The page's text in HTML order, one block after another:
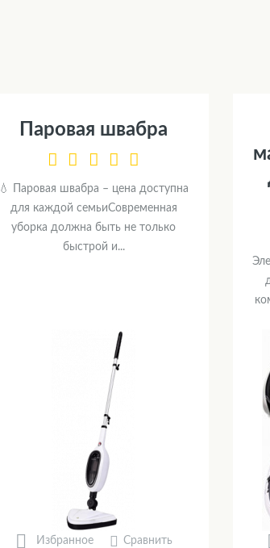
Паровая швабра
💧 Паровая швабра – цена доступна
для каждой семьиСовременная
уборка должна быть не только
быстрой и...
Избранное Сравнить